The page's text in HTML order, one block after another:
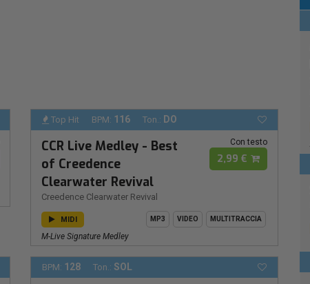
Top Hit BPM: 116 Ton.: DO
CCR Live Medley - Best
of Creedence
Clearwater Revival
Creedence Clearwater Revival
Con testo
2,99 €
MIDI MP3 VIDEO MULTITRACCIA
M-Live Signature Medley
BPM: 128 Ton.: SOL